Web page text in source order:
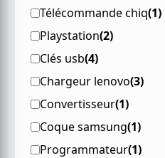
Télécommande chiq(1)
Playstation(2)
Clés usb(4)
Chargeur lenovo(3)
Convertisseur(1)
Coque samsung(1)
Programmateur(1)